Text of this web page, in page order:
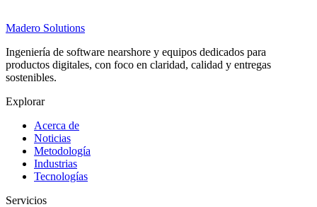
Madero Solutions
Ingeniería de software nearshore y equipos dedicados para
productos digitales, con foco en claridad, calidad y entregas
sostenibles.
Explorar
Acerca de
Noticias
Metodología
Industrias
Tecnologías
Servicios